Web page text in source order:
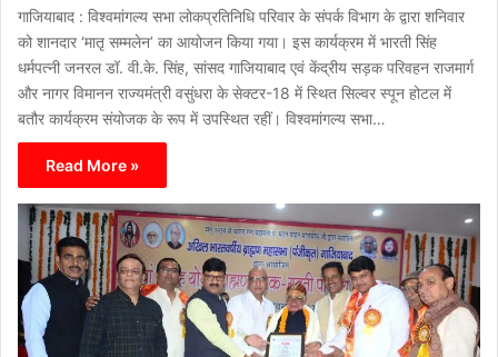
गाजियाबाद : विश्वमांगल्य सभा लोकप्रतिनिधि परिवार के संपर्क विभाग के द्वारा शनिवार
को शानदार ‘मातृ सम्मलेन’ का आयोजन किया गया। इस कार्यक्रम में भारती सिंह
धर्मपत्नी जनरल डॉ. वी.के. सिंह, सांसद गाजियाबाद एवं केंद्रीय सड़क परिवहन राजमार्ग
और नागर विमानन राज्यमंत्री वसुंधरा के सेक्टर-18 में स्थित सिल्वर स्पून होटल में
बतौर कार्यक्रम संयोजक के रूप में उपस्थित रहीं। विश्वमांगल्य सभा…
Read More »